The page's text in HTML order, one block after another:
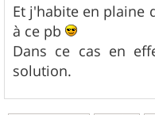
s
s
a
g
e
Et j'habite en plaine
à ce pb
Dans ce cas en
solution.